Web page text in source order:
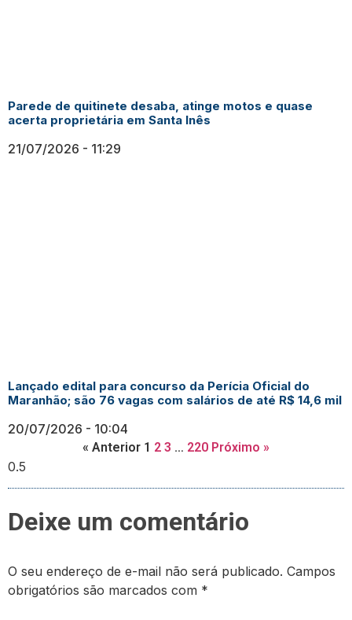
Parede de quitinete desaba, atinge motos e quase
acerta proprietária em Santa Inês
21/07/2026 11:29
Lançado edital para concurso da Perícia Oficial do
Maranhão; são 76 vagas com salários de até R$ 14,6 mil
20/07/2026 10:04
« Anterior 1 2 3 … 220 Próximo »
Deixe um comentário
O seu endereço de e-mail não será publicado. Campos
obrigatórios são marcados com *